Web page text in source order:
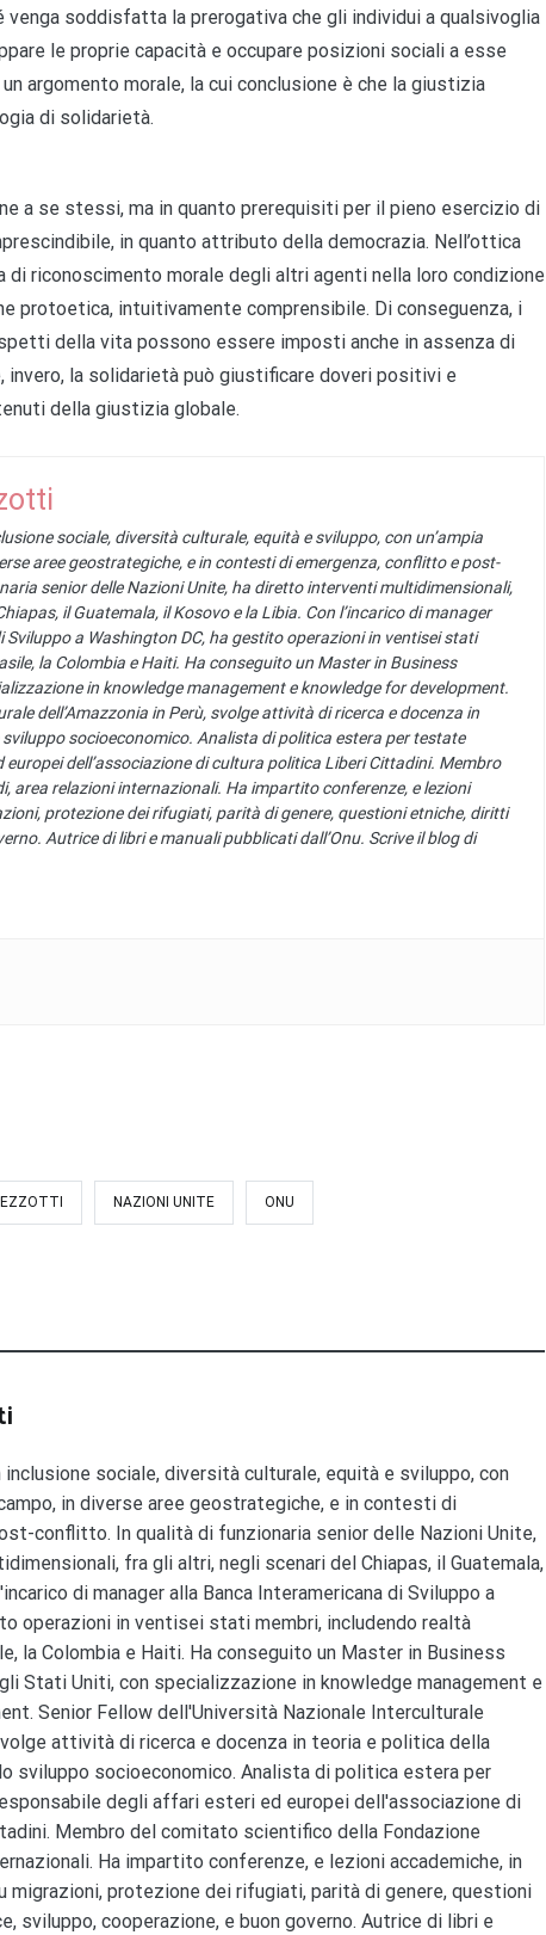
soddisfatta la prerogativa che gli individui a qualsivoglia
le proprie capacità e occupare posizioni sociali a esse
argomento morale, la cui conclusione è che la giustizia
di solidarietà.
a se stessi, ma in quanto prerequisiti per il pieno esercizio di
in quanto attributo della democrazia. Nell’ottica
di riconoscimento morale degli altri agenti nella loro condizione
protoetica, intuitivamente comprensibile. Di conseguenza, i
della vita possono essere imposti anche in assenza di
invero, la solidarietà può giustificare doveri positivi e
della giustizia globale.
sociale, diversità culturale, equità e sviluppo, con un’ampia
aree geostrategiche, e in contesti di emergenza, conflitto e post-
senior delle Nazioni Unite, ha diretto interventi multidimensionali,
il Guatemala, il Kosovo e la Libia. Con l’incarico di manager
a Washington DC, ha gestito operazioni in ventisei stati
la Colombia e Haiti. Ha conseguito un Master in Business
in knowledge management e knowledge for development.
dell’Amazzonia in Perù, svolge attività di ricerca e docenza in
socioeconomico. Analista di politica estera per testate
dell’associazione di cultura politica Liberi Cittadini. Membro
area relazioni internazionali. Ha impartito conferenze, e lezioni
protezione dei rifugiati, parità di genere, questioni etniche, diritti
Autrice di libri e manuali pubblicati dall’Onu. Scrive il blog di
NAZIONI UNITE ONU
sociale, diversità culturale, equità e sviluppo, con
in diverse aree geostrategiche, e in contesti di
conflitto. In qualità di funzionaria senior delle Nazioni Unite,
fra gli altri, negli scenari del Chiapas, il Guatemala,
di manager alla Banca Interamericana di Sviluppo a
operazioni in ventisei stati membri, includendo realtà
la Colombia e Haiti. Ha conseguito un Master in Business
Stati Uniti, con specializzazione in knowledge management e
Senior Fellow dell'Università Nazionale Interculturale
attività di ricerca e docenza in teoria e politica della
sviluppo socioeconomico. Analista di politica estera per
degli affari esteri ed europei dell'associazione di
Membro del comitato scientifico della Fondazione
Ha impartito conferenze, e lezioni accademiche, in
migrazioni, protezione dei rifugiati, parità di genere, questioni
sviluppo, cooperazione, e buon governo. Autrice di libri e